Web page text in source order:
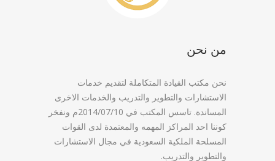
من نحن
نحن مكتب القيادة المتكاملة لتقديم خدمات
الاستشارات والتطوير والتدريب والخدمات الاخرى
المساندة. تاسس المكتب في 2014/07/10م ونفخر
كوننا احد المراكز المهمه والمعتمدة لدى القوات
المسلحة الملكية السعودية في مجال الاستشارات
والتطوير والتدريب.